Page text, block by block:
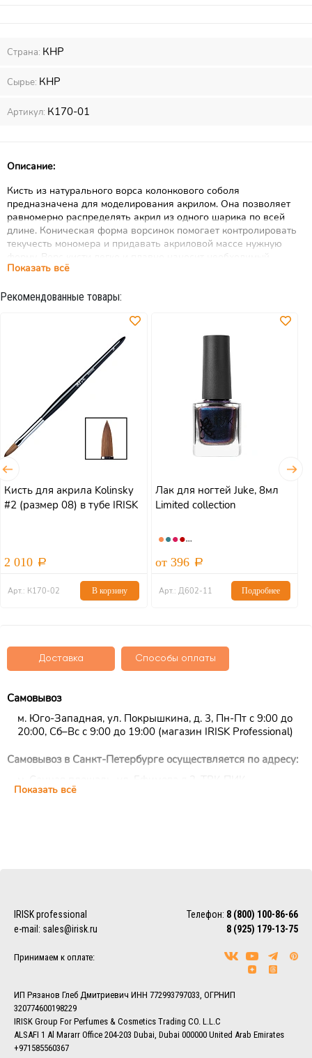
Страна: КНР
Сырье: КНР
Артикул: К170-01
Описание:
Кисть из натурального ворса колонкового соболя
предназначена для моделирования акрилом. Она позволяет
равномерно распределять акрил из одного шарика по всей
длине. Коническая форма ворсинок помогает контролировать
текучесть мономера и придавать акриловой массе нужную
форму. Ворс кисти легко и плавно наносит необходимый
материал на ногтевую пластину. Ручка кисти выполнена из
позволяя руке долго не уставать.
Показать всё
Рекомендованные товары:
Кисть для акрила Kolinsky
#2 (размер 08) в тубе IRISK
2 010
Арт.: К170-02 В корзину
Лак для ногтей Juke, 8мл
Limited collection
от 396
Арт.: Д602-11 Подробнее
Доставка Способы оплаты
Самовывоз
м. Юго-Западная, ул. Покрышкина, д. 3, Пн-Пт с 9:00 до
20:00, Сб–Вс с 9:00 до 19:00 (магазин IRISK Professional)
Самовывоз в Санкт-Петербурге осуществляется по адресу:
цокольный этаж, ежедневно с 10:00 до 22:00 (магазин
Доставка осуществляется по всему миру с помощью
службы EMS или Почты России.
Также можно воспользоваться услугами наиболее удобной
линии, Байкал-Сервис, DPD, ЖелДорЭкспедиция)
заказов вы можете в разделеДоставка.
Показать всё
IRISK professional Телефон: 8 (800) 100-86-66
8 (925) 179-13-75
e-mail: sales@irisk.ru
Принимаем к оплате:
ИП Рязанов Глеб Дмитриевич ИНН 772993797033, ОГРНИП
320774600198229
IRISK Group For Perfumes & Cosmetics Trading CO. L.L.C
ALSAFI 1 Al Mararr Office 204-203 Dubai, Dubai 000000 United Arab Emirates
+971585560367